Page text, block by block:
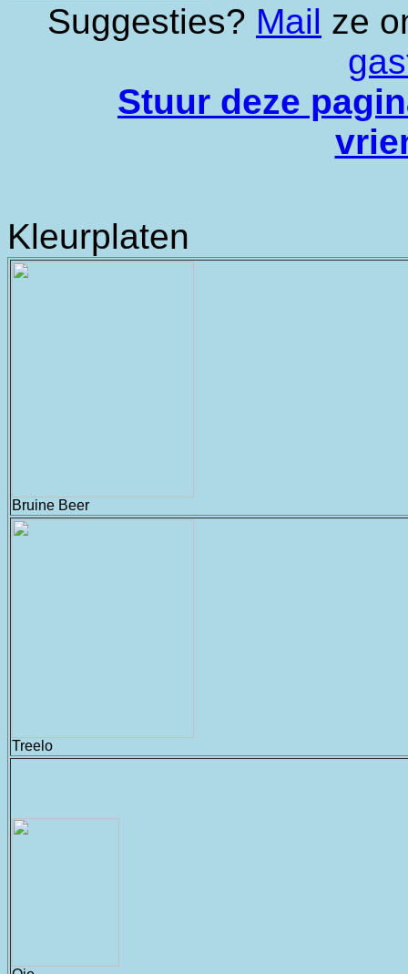
Suggesties? Mail ze
Stuur deze
Kleurplaten
Bruine Beer
Treelo